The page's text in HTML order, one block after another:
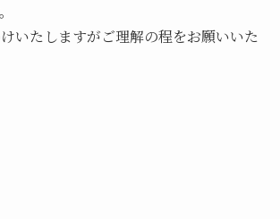
いたしますがご理解の程をお願いいた